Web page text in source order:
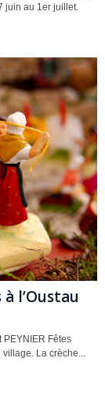
juin au 1er juillet.
l’Oustau
PEYNIER Fêtes
village. La crèche...